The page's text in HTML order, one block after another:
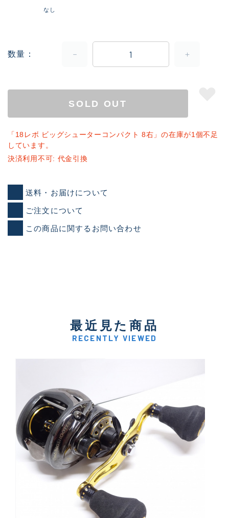
なし
数量
SOLD OUT
「18レボ ビッグシューターコンパクト 8右」の在庫が1個不足
しています。
決済利用不可: 代金引換
送料・お届けについて
ご注文について
この商品に関するお問い合わせ
最近見た商品
RECENTLY VIEWED